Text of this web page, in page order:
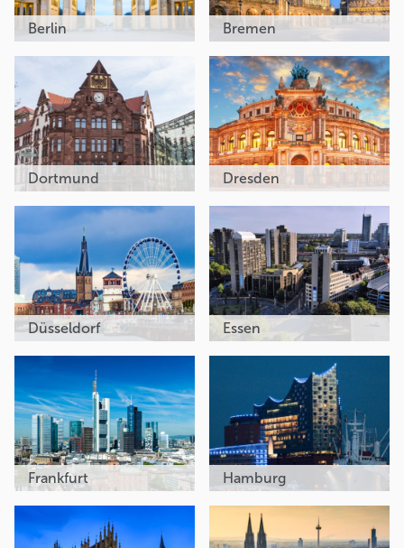
Berlin Bremen
Dortmund Dresden
Düsseldorf Essen
Frankfurt Hamburg